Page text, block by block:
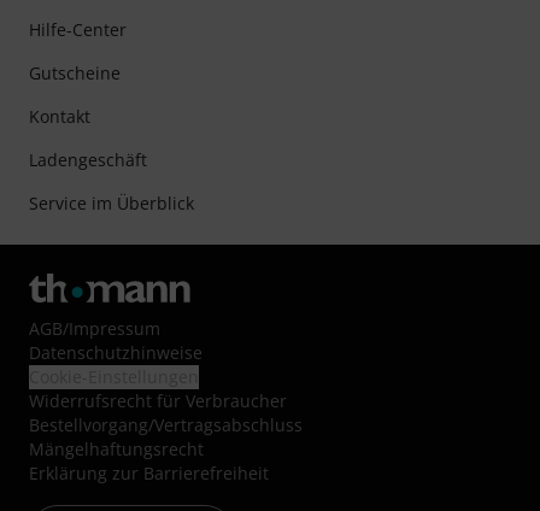
Hilfe-Center
Gutscheine
Kontakt
Ladengeschäft
Service im Überblick
AGB/Impressum
Datenschutzhinweise
Widerrufsrecht für Verbraucher
Bestellvorgang/Vertragsabschluss
Mängelhaftungsrecht
Erklärung zur Barrierefreiheit